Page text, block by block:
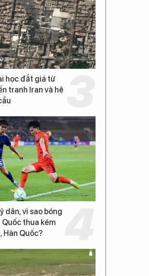
học đắt giá từ
tranh Iran và hệ
dân, vì sao bóng
thua kém
Hàn Quốc?